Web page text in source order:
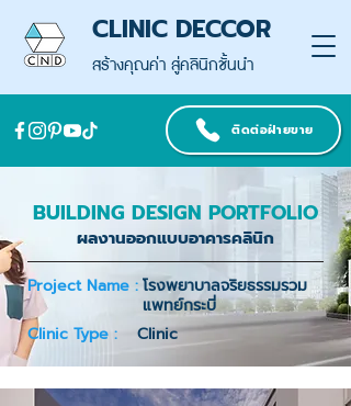
สร้างคุณค่า สู่คลินิกชั้นนำ
CLINIC DECCOR
ติดต่อฝ่ายขาย
BUILDING DESIGN PORTFOLIO
ผลงานออกแบบอาคารคลินิก
Project Name :โรงพยาบาลจริยธรรมรวม
แพทย์กระบี่
Clinic Type :
Clinic